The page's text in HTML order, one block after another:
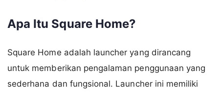
Apa Itu Square Home?
Square Home adalah launcher yang dirancang
untuk memberikan pengalaman penggunaan yang
sederhana dan fungsional. Launcher ini memiliki